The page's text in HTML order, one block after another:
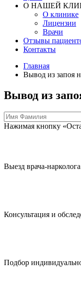
О НАШЕЙ
О клинике
Лицензии
Врачи
Отзывы
Контакты
Главная
Вывод из запоя
Вывод из
Нажимая кнопку
Выезд врача-
Консультация и
Подбор